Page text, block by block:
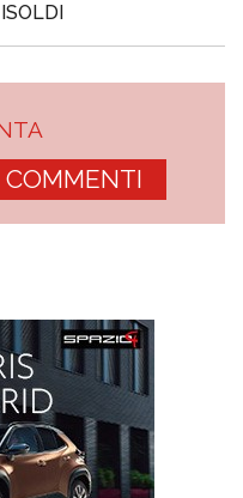
COMMENTI